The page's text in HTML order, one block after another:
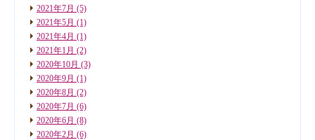
2021年7月 (5)
2021年5月 (1)
2021年4月 (1)
2021年1月 (2)
2020年10月 (3)
2020年9月 (1)
2020年8月 (2)
2020年7月 (6)
2020年6月 (8)
2020年2月 (6)